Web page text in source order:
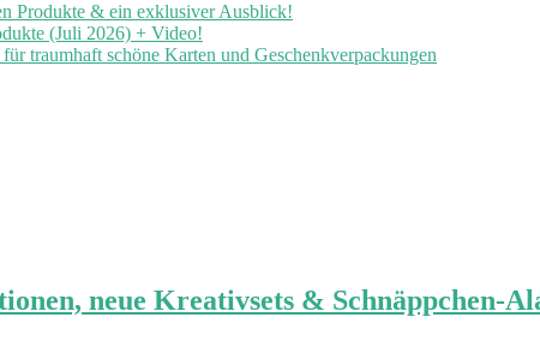
Produkte & ein exklusiver Ausblick!
(Juli 2026) + Video!
traumhaft schöne Karten und Geschenkverpackungen
neue Kreativsets & Schnäppchen-